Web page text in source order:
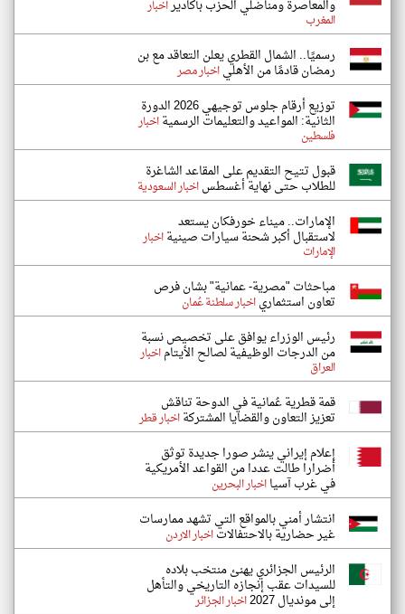
والمعاصرة ومناضلي الحزب بأكاديراخبار
المغرب
رسميًا.. الشمال القطري يعلن التعاقد مع بن
رمضان قادمًا من الأهلياخبار مصر
توزيع أرقام جلوس توجيهي 2026 الدورة
الثانية: المواعيد والتعليمات الرسميةاخبار
فلسطين
قبول تتيح التقديم على المقاعد الشاغرة
للطلاب حتى نهاية أغسطساخبار السعودية
الإمارات.. ميناء خورفكان يستعد
لاستقبال أكبر شحنة سيارات صينيةاخبار
الإمارات
مباحثات "مصرية- عمانية" بشان فرص
تعاون استثمارياخبار سلطنة عُمان
رئيس الوزراء يوافق على تخصيص نسبة
من الدرجات الوظيفية لصالح الأيتاماخبار
العراق
قمة قطرية عُمانية في الدوحة تناقش
تعزيز التعاون والقضايا المشتركةاخبار قطر
إعلام إيراني ينشر صورا جديدة توثق
أضرارا طالت عددا من القواعد الأمريكية
في غرب آسيااخبار البحرين
انتشار أمني بالمواقع التي تشهد ممارسات
غير حضارية بالاحتفالاتاخبار الاردن
الرئيس الجزائري يهنئ منتخب بلاده
للسيدات عقب إنجازه التاريخي والتأهل
إلى مونديال 2027 اخبار الجزائر